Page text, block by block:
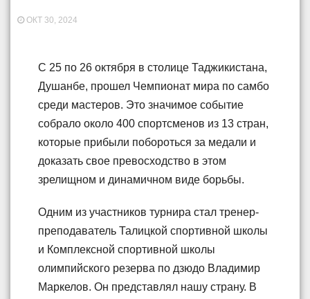
ОКТ 30, 2024
С 25 по 26 октября в столице Таджикистана,
Душанбе, прошел Чемпионат мира по самбо
среди мастеров. Это значимое событие
собрало около 400 спортсменов из 13 стран,
которые прибыли побороться за медали и
доказать свое превосходство в этом
зрелищном и динамичном виде борьбы.
Одним из участников турнира стал тренер-
преподаватель Талицкой спортивной школы
и Комплексной спортивной школы
олимпийского резерва по дзюдо Владимир
Маркелов. Он представлял нашу страну. В